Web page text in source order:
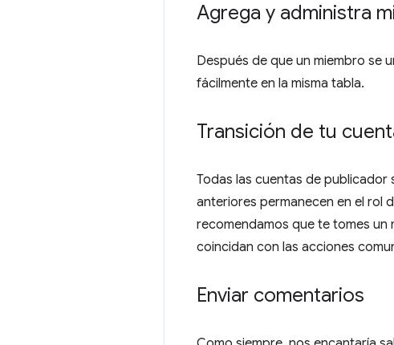
Agrega y administra
Después de que un miembro se
fácilmente en la misma tabla.
Transición de tu
Todas las cuentas de publicador
anteriores permanecen en el rol
recomendamos que te tomes un
coincidan con las acciones
Enviar comentarios